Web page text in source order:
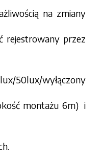
na zmiany
rejestrowany przez
50lux/wyłączony
montażu 6m) i